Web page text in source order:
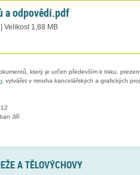
a odpovědí.pdf
Velikost 1,88 MB
který je určen především k tisku,
, vytvářet v mnoha kancelářských a grafických
Jiří
A TĚLOVÝCHOVY